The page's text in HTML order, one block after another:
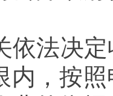
法决定
内，按